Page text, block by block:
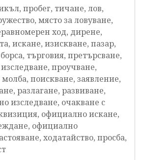
пробег, тичане, лов,
място за ловуване,
ход, дирене,
искане, изискване, пазар,
търговия, претърсване,
проучване,
молба, поискване, заявление,
разлагане, развиване,
изследване, очакване с
официално искане,
официално
ходатайство, просба,